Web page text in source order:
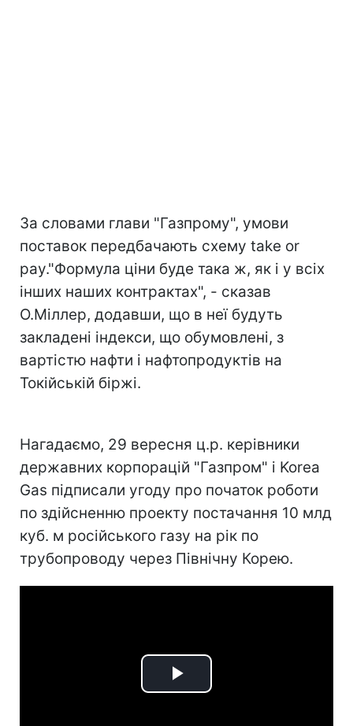
За словами глави "Газпрому", умови
поставок передбачають схему take or
pay."Формула ціни буде така ж, як і у всіх
інших наших контрактах", - сказав
О.Міллер, додавши, що в неї будуть
закладені індекси, що обумовлені, з
вартістю нафти і нафтопродуктів на
Токійській біржі.
Нагадаємо, 29 вересня ц.р. керівники
державних корпорацій "Газпром" і Korea
Gas підписали угоду про початок роботи
по здійсненню проекту постачання 10 млд
куб. м російського газу на рік по
трубопроводу через Північну Корею.
Play